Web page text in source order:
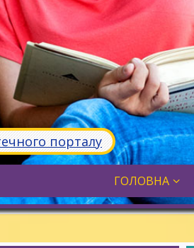
порталу
ГОЛОВНА